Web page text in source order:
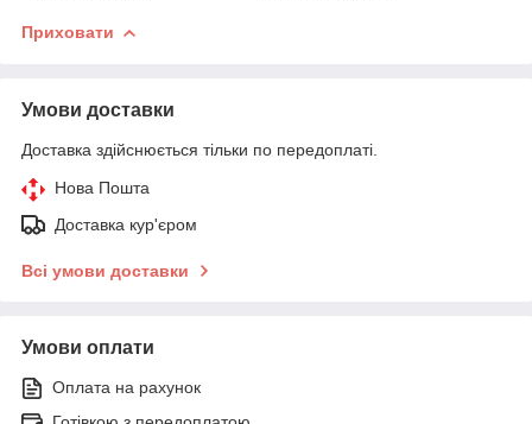
Приховати
Умови доставки
Доставка здійснюється тільки по передоплаті.
Нова Пошта
Доставка кур'єром
Всі умови доставки
Умови оплати
Оплата на рахунок